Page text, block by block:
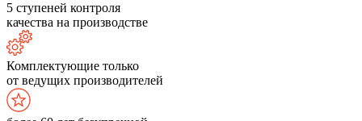
5 ступеней контроля
качества на производстве
Комплектующие только
от ведущих производителей